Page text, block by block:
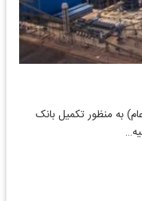
به منظور تکمیل بانک